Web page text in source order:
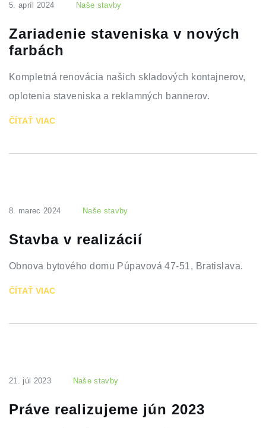
5. apríl 2024 Naše stavby
Zariadenie staveniska v nových
farbách
Kompletná renovácia našich skladových kontajnerov,
oplotenia staveniska a reklamných bannerov.
ČÍTAŤ VIAC
8. marec 2024 Naše stavby
Stavba v realizácií
Obnova bytového domu Púpavová 47-51, Bratislava.
ČÍTAŤ VIAC
21. júl 2023 Naše stavby
Práve realizujeme jún 2023